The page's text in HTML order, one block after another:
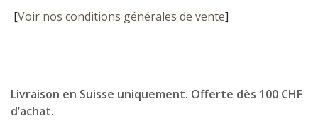
[Voir nos conditions générales de vente]
Livraison en Suisse uniquement. Offerte dès 100 CHF
d’achat.